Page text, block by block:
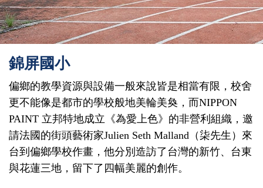
錦屏國小
偏鄉的教學資源與設備一般來說皆是相當有限，校舍
更不能像是都市的學校般地美輪美奐，而NIPPON
PAINT 立邦特地成立《為愛上色》的非營利組織，邀
請法國的街頭藝術家Julien Seth Malland（柒先生）來
台到偏鄉學校作畫，他分別造訪了台灣的新竹、台東
與花蓮三地，留下了四幅美麗的創作。